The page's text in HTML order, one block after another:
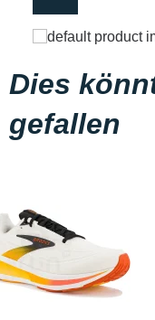
Dies
gefallen